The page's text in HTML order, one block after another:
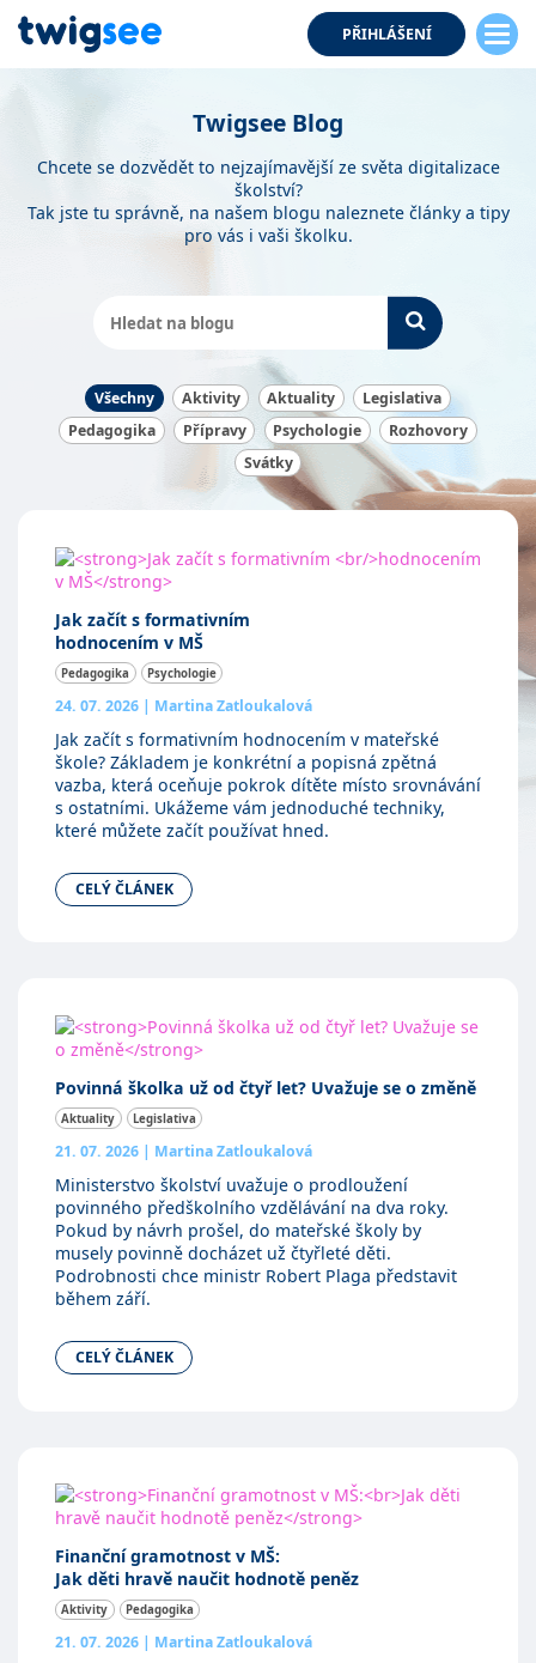
PŘIHLÁŠENÍ
Twigsee Blog
Chcete se dozvědět to nejzajímavější ze světa digitalizace
školství?
Tak jste tu správně, na našem blogu naleznete články a tipy
pro vás i vaši školku.
Všechny Aktivity Aktuality
Legislativa
Pedagogika
Přípravy Psychologie
Rozhovory
Svátky
Jak začít s formativním
hodnocením v MŠ
Pedagogika Psychologie
24. 07. 2026 | Martina Zatloukalová
Jak začít s formativním hodnocením v mateřské
škole? Základem je konkrétní a popisná zpětná
vazba, která oceňuje pokrok dítěte místo srovnávání
s ostatními. Ukážeme vám jednoduché techniky,
které můžete začít používat hned.
CELÝ ČLÁNEK
Povinná školka už od čtyř let? Uvažuje se o změně
Aktuality Legislativa
21. 07. 2026 | Martina Zatloukalová
Ministerstvo školství uvažuje o prodloužení
povinného předškolního vzdělávání na dva roky.
Pokud by návrh prošel, do mateřské školy by
musely povinně docházet už čtyřleté děti.
Podrobnosti chce ministr Robert Plaga představit
během září.
CELÝ ČLÁNEK
Finanční gramotnost v MŠ:
Jak děti hravě naučit hodnotě peněz
Aktivity Pedagogika
21. 07. 2026 | Martina Zatloukalová